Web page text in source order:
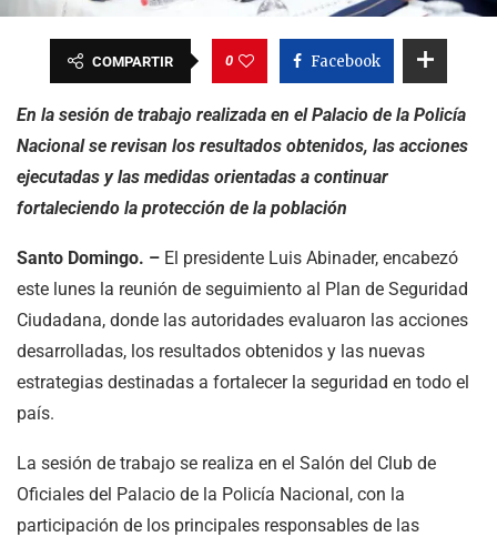
COMPARTIR 0 Facebook
En la sesión de trabajo realizada en el Palacio de la Policía
Nacional se revisan los resultados obtenidos, las acciones
ejecutadas y las medidas orientadas a continuar
fortaleciendo la protección de la población
Santo Domingo. – El presidente Luis Abinader, encabezó
este lunes la reunión de seguimiento al Plan de Seguridad
Ciudadana, donde las autoridades evaluaron las acciones
desarrolladas, los resultados obtenidos y las nuevas
estrategias destinadas a fortalecer la seguridad en todo el
país.
La sesión de trabajo se realiza en el Salón del Club de
Oficiales del Palacio de la Policía Nacional, con la
participación de los principales responsables de las